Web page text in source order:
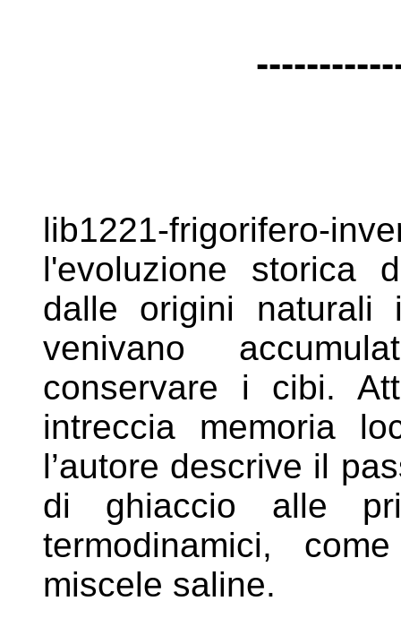
lib1221-frigorifero-
l'evoluzione storica
dalle origini
venivano
conservare i cibi.
intreccia memoria
l’autore descrive il
di ghiaccio alle
termodinamici,
miscele saline.